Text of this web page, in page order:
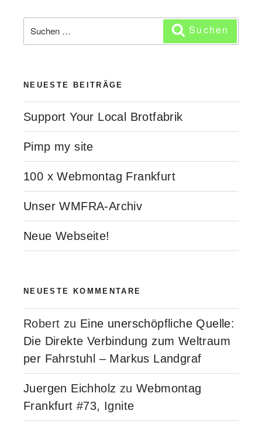
Geist
Suchen
nach:
Suchen
NEUESTE BEITRÄGE
Support Your Local Brotfabrik
Pimp my site
100 x Webmontag Frankfurt
Unser WMFRA-Archiv
Neue Webseite!
NEUESTE KOMMENTARE
Robert zu Eine unerschöpfliche Quelle:
Die Direkte Verbindung zum Weltraum
per Fahrstuhl – Markus Landgraf
Juergen Eichholz zuWebmontag
Frankfurt #73, Ignite